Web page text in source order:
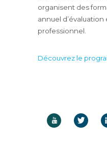
organisent des
annuel d’évaluation
professionnel.
Découvrez le